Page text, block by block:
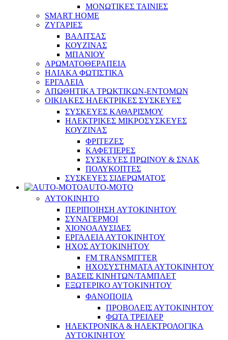
ΜΟΝΩΤΙΚΕΣ ΤΑΙΝΙΕΣ
SMART HOME
ΖΥΓΑΡΙΕΣ
ΒΑΛΙΤΣΑΣ
ΚΟΥΖΙΝΑΣ
ΜΠΑΝΙΟΥ
ΑΡΩΜΑΤΟΘΕΡΑΠΕΙΑ
ΗΛΙΑΚΑ ΦΩΤΙΣΤΙΚΑ
ΕΡΓΑΛΕΙΑ
ΑΠΩΘΗΤΙΚΑ ΤΡΩΚΤΙΚΩΝ-ΕΝΤΟΜΩΝ
ΟΙΚΙΑΚΕΣ ΗΛΕΚΤΡΙΚΕΣ ΣΥΣΚΕΥΕΣ
ΣΥΣΚΕΥΕΣ ΚΑΘΑΡΙΣΜΟΥ
ΗΛΕΚΤΡΙΚΕΣ ΜΙΚΡΟΣΥΣΚΕΥΕΣ
ΚΟΥΖΙΝΑΣ
ΦΡΙΤΕΖΕΣ
ΚΑΦΕΤΙΕΡΕΣ
ΣΥΣΚΕΥΕΣ ΠΡΩΙΝΟΥ & ΣΝΑΚ
ΠΟΛΥΚΟΠΤΕΣ
ΣΥΣΚΕΥΕΣ ΣΙΔΕΡΩΜΑΤΟΣ
AUTO-MOTO
ΑΥΤΟΚΙΝΗΤΟ
ΠΕΡΙΠΟΙΗΣΗ ΑΥΤΟΚΙΝΗΤΟΥ
ΣΥΝΑΓΕΡΜΟΙ
ΧΙΟΝΟΑΛΥΣΙΔΕΣ
ΕΡΓΑΛΕΙΑ ΑΥΤΟΚΙΝΗΤΟΥ
ΗΧΟΣ ΑΥΤΟΚΙΝΗΤΟΥ
FM TRANSMITTER
ΗΧΟΣΥΣΤΗΜΑΤΑ ΑΥΤΟΚΙΝΗΤΟΥ
ΒΑΣΕΙΣ ΚΙΝΗΤΩΝ/ΤΑΜΠΛΕΤ
ΕΞΩΤΕΡΙΚΟ ΑΥΤΟΚΙΝΗΤΟΥ
ΦΑΝΟΠΟΙΙΑ
ΠΡΟΒΟΛΕΙΣ ΑΥΤΟΚΙΝΗΤΟΥ
ΦΩΤΑ ΤΡΕΙΛΕΡ
ΗΛΕΚΤΡΟΝΙΚΑ & ΗΛΕΚΤΡΟΛΟΓΙΚΑ
ΑΥΤΟΚΙΝΗΤΟΥ